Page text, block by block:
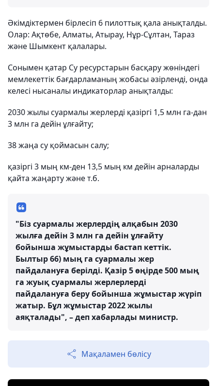
Әкімдіктермен бірлесіп 6 пилоттық қала анықталды.
Олар: Ақтөбе, Алматы, Атырау, Нұр-Сұлтан, Тараз
және Шымкент қалалары.
Сонымен қатар Су ресурстарын басқару жөніндегі
мемлекеттік бағдарламаның жобасы әзірленді, онда
келесі нысаналы индикаторлар анықталды:
2030 жылы суармалы жерлерді қазіргі 1,5 млн га-дан
3 млн га дейін ұлғайту;
38 жаңа су қоймасын салу;
қазіргі 3 мың км-ден 13,5 мың км дейін арналарды
қайта жаңарту және т.б.
"Біз суармалы жерлердің алқабын 2030
жылға дейін 3 млн га дейін ұлғайту
бойынша жұмыстарды бастап кеттік.
Былтыр 66) мың га суармалы жер
пайдалануға берілді. Қазір 5 өңірде 500 мың
га жуық суармалы жерлерлерді
пайдалануға беру бойынша жұмыстар жүріп
жатыр. Бұл жұмыстар 2022 жылы
аяқталады", – деп хабарлады министр.
Мақаламен бөлісу